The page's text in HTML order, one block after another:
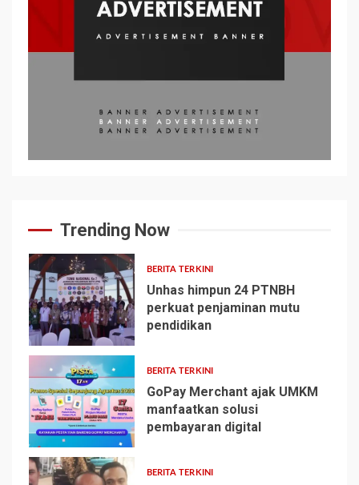
Trending Now
1
BERITA TERKINI
Unhas himpun 24 PTNBH
perkuat penjaminan mutu
pendidikan
2
BERITA TERKINI
GoPay Merchant ajak UMKM
manfaatkan solusi
pembayaran digital
BERITA TERKINI